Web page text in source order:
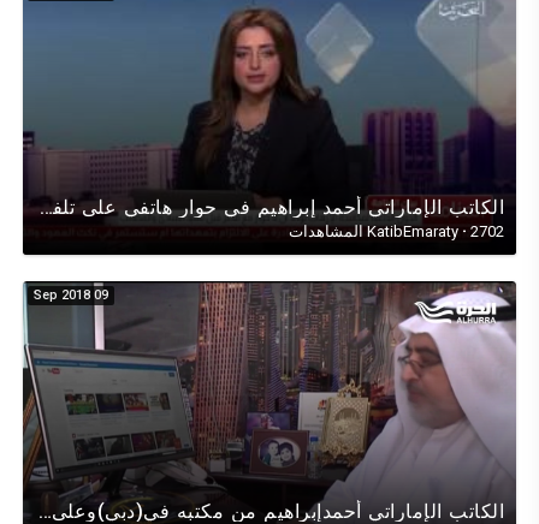
الكاتب الإماراتي أحمد إبراهيم في حوار هاتفي على تلفزيون البحرين حول (قطر) والحلول المرجوّة للمنطقة
KatibEmaraty · 2702 المشاهدات
09 Sep 2018
الكاتب الإماراتي أحمدإبراهيم من مكتبه في(دبي)وعلى الهوامباشرةً مع قناة(الحرّة) ومقرها ولاية فيرجينيا